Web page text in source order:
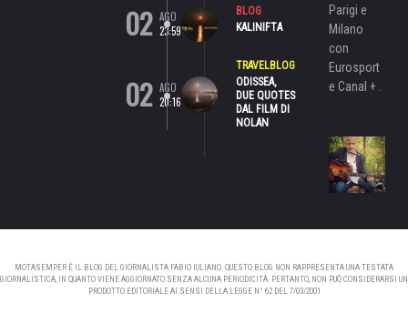
02 AGO
23:59
BLOG
KALINIFTA
02 AGO
20:16
TRAVELBLOG
ODISSEA,
DUE QUOTES
DAL FILM DI
NOLAN
Parigi e
Milano
con
Eurosport
e Canal + .
MOTASEMPER È IL BLOG DEL GIORNALISTA FABIO IULIANO. QUESTO BLOG NON RAPPRESENTA UNA TESTATA
GIORNALISTICA, IN QUANTO VIENE AGGIORNATO SENZA ALCUNA PERIODICITÀ. PERTANTO, NON PUÒ CONSIDERARSI UN
PRODOTTO EDITORIALE AI SENSI DELLA LEGGE N° 62 DEL 7/03/2001